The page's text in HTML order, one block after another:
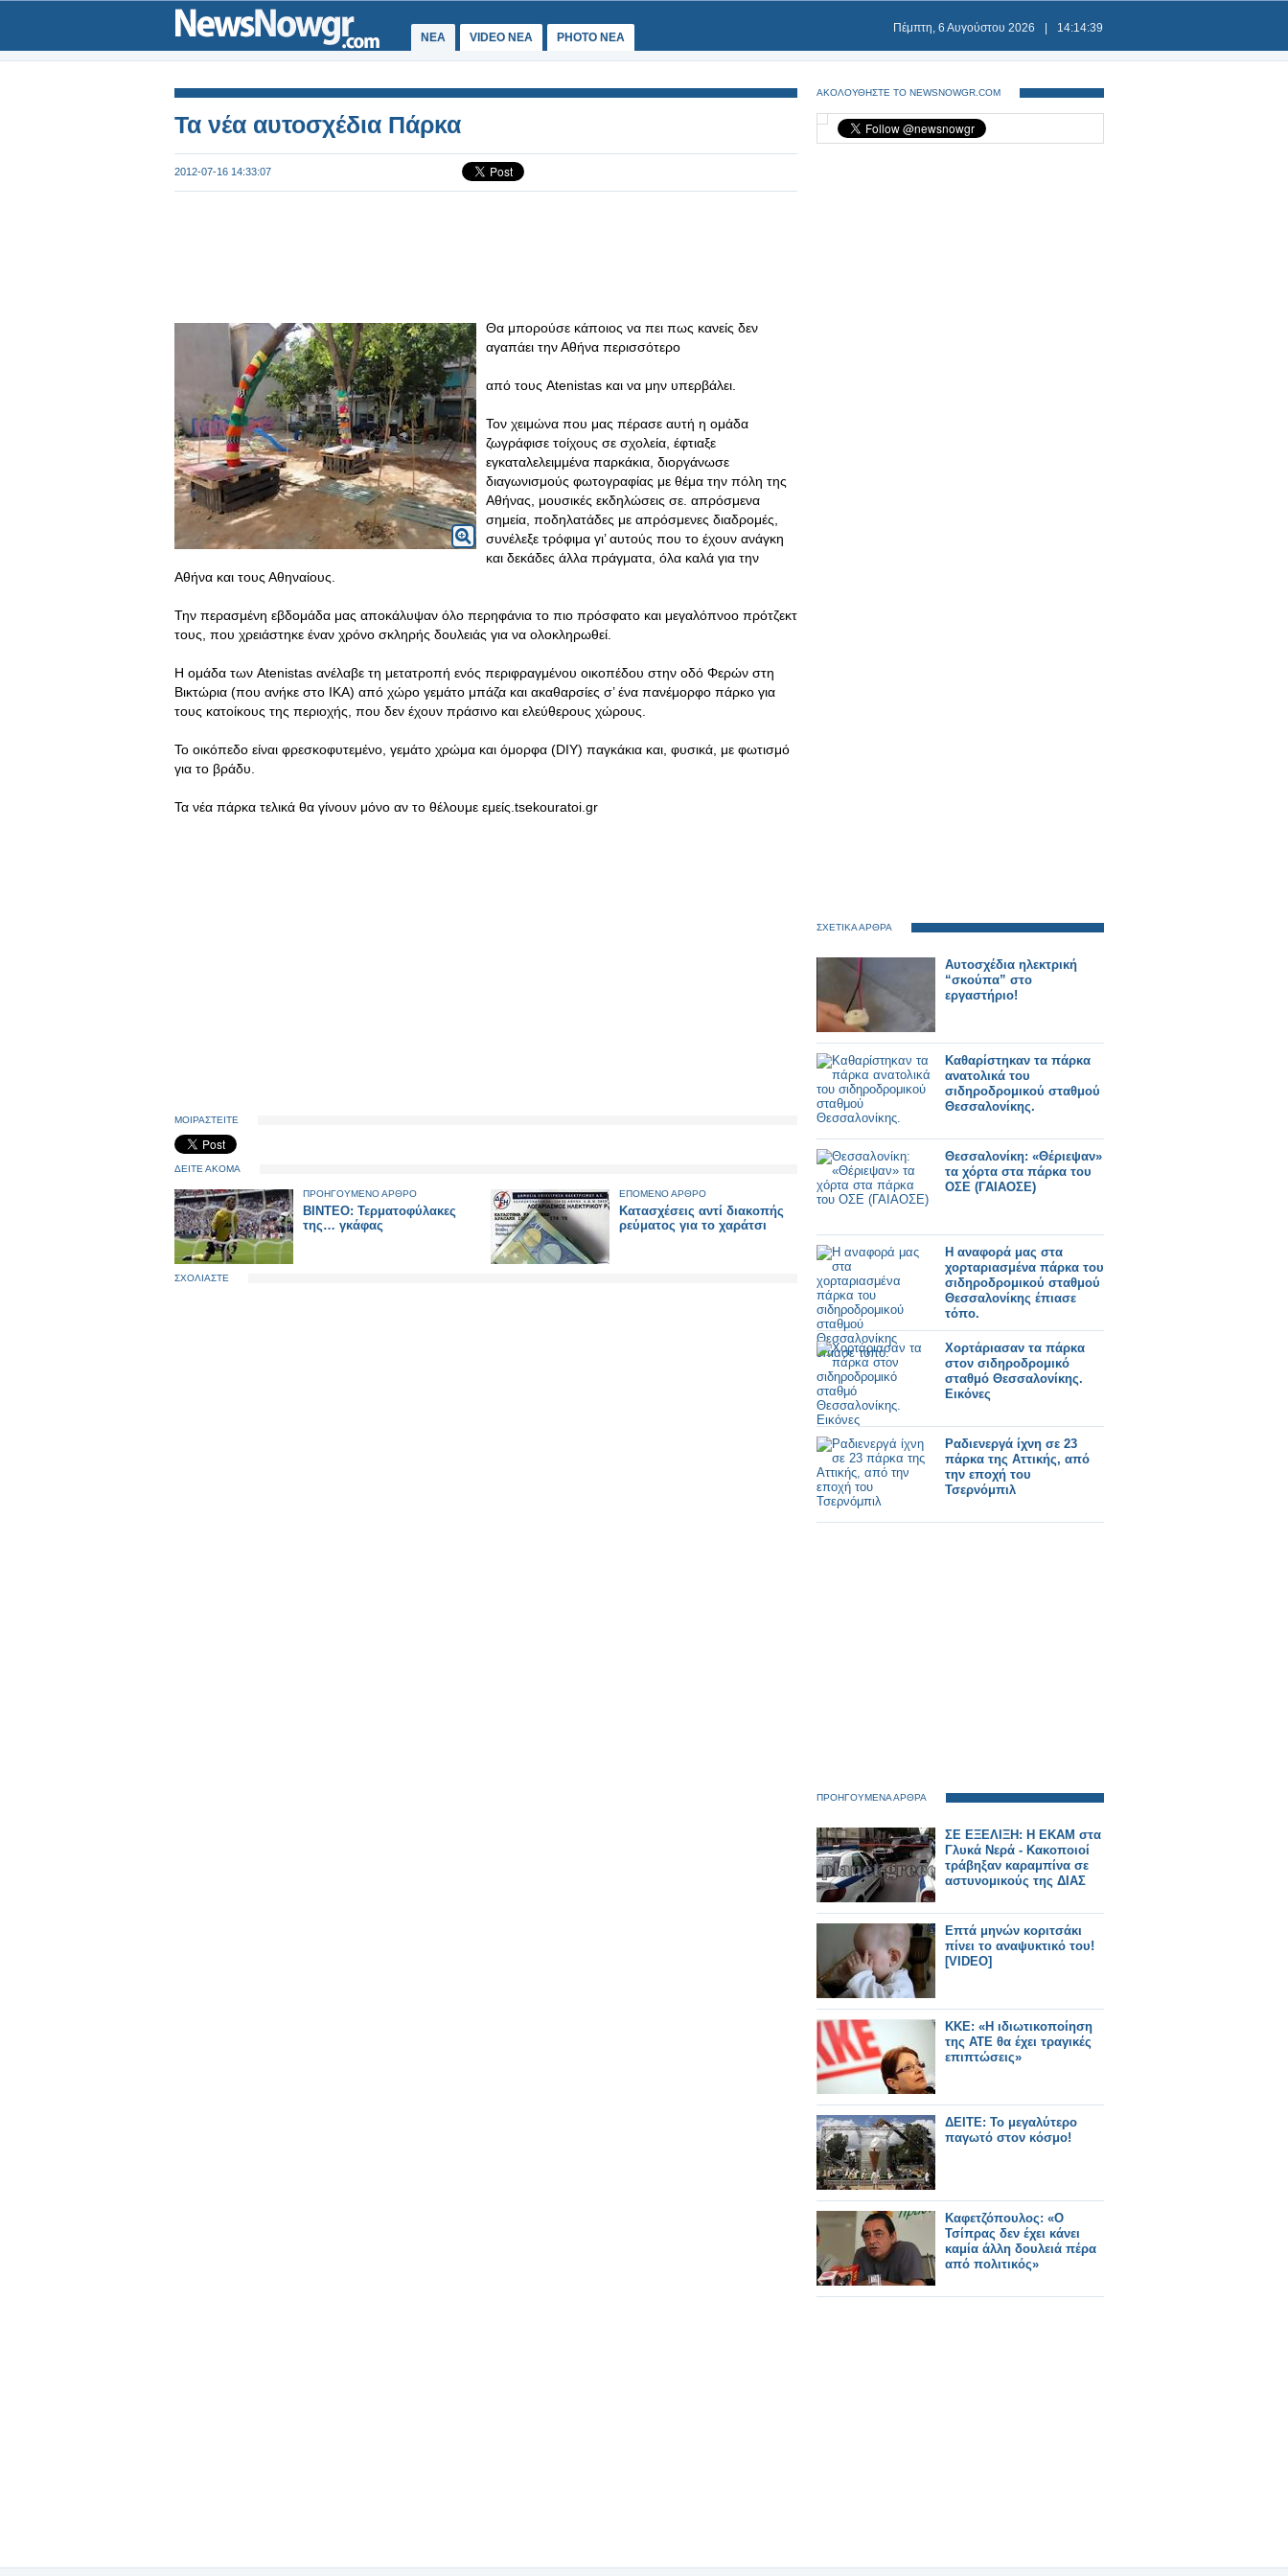
ΝΕΑ VIDEO NEA PHOTO NEA
Πέμπτη, 6 Αυγούστου 2026 14:14:39
Τα νέα αυτοσχέδια Πάρκα
2012-07-16 14:33:07
Θα μπορούσε κάποιος να πει πως κανείς δεν
αγαπάει την Αθήνα περισσότερο
από τους Atenistas και να μην υπερβάλει.
Τον χειμώνα που μας πέρασε αυτή η ομάδα
ζωγράφισε τοίχους σε σχολεία, έφτιαξε
εγκαταλελειμμένα παρκάκια, διοργάνωσε
διαγωνισμούς φωτογραφίας με θέμα την πόλη της
Αθήνας, μουσικές εκδηλώσεις σε. απρόσμενα
σημεία, ποδηλατάδες με απρόσμενες διαδρομές,
συνέλεξε τρόφιμα γι’ αυτούς που το έχουν ανάγκη
και δεκάδες άλλα πράγματα, όλα καλά για την
Αθήνα και τους Αθηναίους.
Την περασμένη εβδομάδα μας αποκάλυψαν όλο περηφάνια το πιο πρόσφατο και μεγαλόπνοο πρότζεκτ
τους, που χρειάστηκε έναν χρόνο σκληρής δουλειάς για να ολοκληρωθεί.
Η ομάδα των Atenistas ανέλαβε τη μετατροπή ενός περιφραγμένου οικοπέδου στην οδό Φερών στη
Βικτώρια (που ανήκε στο ΙΚΑ) από χώρο γεμάτο μπάζα και ακαθαρσίες σ’ ένα πανέμορφο πάρκο για
τους κατοίκους της περιοχής, που δεν έχουν πράσινο και ελεύθερους χώρους.
Το οικόπεδο είναι φρεσκοφυτεμένο, γεμάτο χρώμα και όμορφα (DIY) παγκάκια και, φυσικά, με φωτισμό
για το βράδυ.
Τα νέα πάρκα τελικά θα γίνουν μόνο αν το θέλουμε εμείς.tsekouratoi.gr
ΜΟΙΡΑΣΤΕΙΤΕ
ΔΕΙΤΕ ΑΚΟΜΑ
ΠΡΟΗΓΟΥΜΕΝΟ ΑΡΘΡΟ
ΒΙΝΤΕΟ: Τερματοφύλακες
της… γκάφας
ΕΠΟΜΕΝΟ ΑΡΘΡΟ
Κατασχέσεις αντί διακοπής
ρεύματος για το χαράτσι
ΣΧΟΛΙΑΣΤΕ
ΑΚΟΛΟΥΘΗΣΤΕ ΤΟ NEWSNOWGR.COM
ΣΧΕΤΙΚΑ ΑΡΘΡΑ
Αυτοσχέδια ηλεκτρική
“σκούπα” στο
εργαστήριο!
Καθαρίστηκαν τα πάρκα
ανατολικά του
σιδηροδρομικού σταθμού
Θεσσαλονίκης.
Θεσσαλονίκη: «Θέριεψαν»
τα χόρτα στα πάρκα του
ΟΣΕ (ΓΑΙΑΟΣΕ)
Η αναφορά μας στα
χορταριασμένα πάρκα του
σιδηροδρομικού σταθμού
Θεσσαλονίκης έπιασε
τόπο.
Χορτάριασαν τα πάρκα
στον σιδηροδρομικό
σταθμό Θεσσαλονίκης.
Εικόνες
Ραδιενεργά ίχνη σε 23
πάρκα της Αττικής, από
την εποχή του
Τσερνόμπιλ
ΠΡΟΗΓΟΥΜΕΝΑ ΑΡΘΡΑ
ΣΕ ΕΞΕΛΙΞΗ: Η ΕΚΑΜ στα
Γλυκά Νερά - Κακοποιοί
τράβηξαν καραμπίνα σε
αστυνομικούς της ΔΙΑΣ
Επτά μηνών κοριτσάκι
πίνει το αναψυκτικό του!
[VIDEO]
ΚΚΕ: «Η ιδιωτικοποίηση
της ΑΤΕ θα έχει τραγικές
επιπτώσεις»
ΔΕΙΤΕ: Το μεγαλύτερο
παγωτό στον κόσμο!
Καφετζόπουλος: «Ο
Τσίπρας δεν έχει κάνει
καμία άλλη δουλειά πέρα
από πολιτικός»